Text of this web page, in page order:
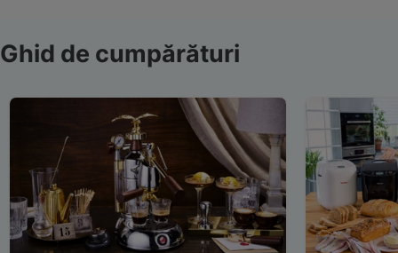
Ghid de cumpărături